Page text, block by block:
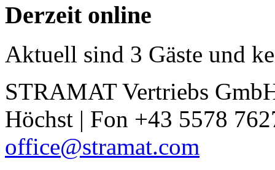
Derzeit online
Aktuell sind 3 Gäste und
STRAMAT Vertriebs
Höchst | Fon +43 5578
office@stramat.com